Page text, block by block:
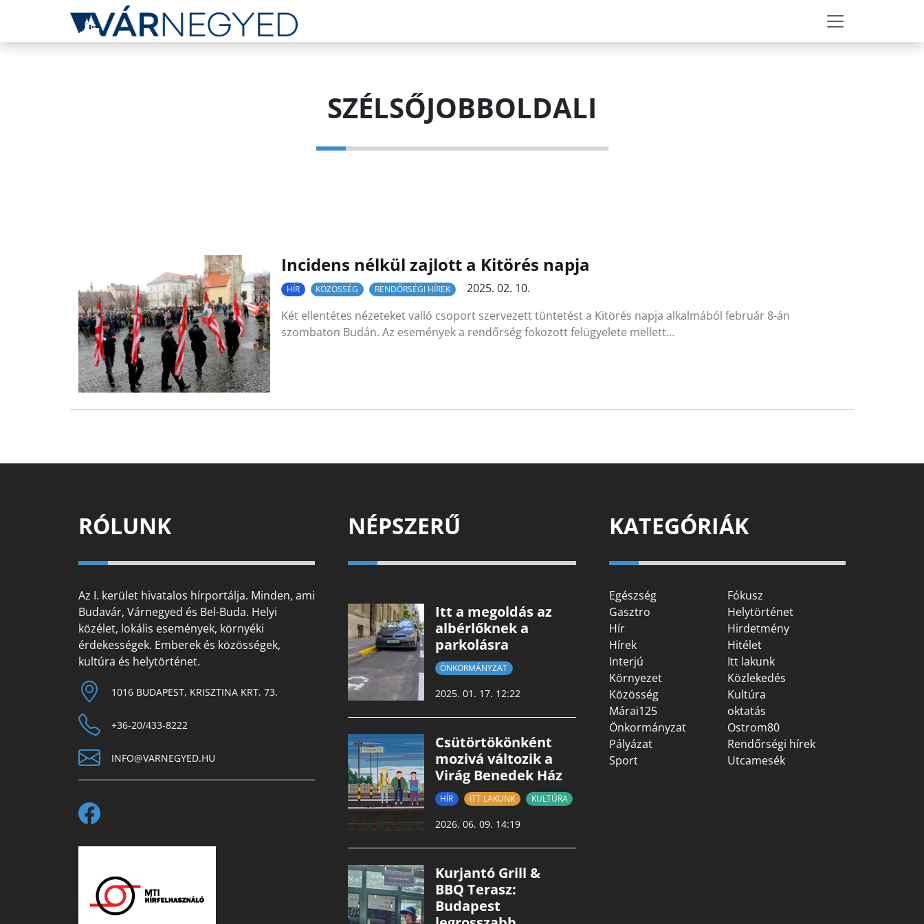
SZÉLSŐJOBBOLDALI
Incidens nélkül zajlott a Kitörés napja
HÍR KÖZÖSSÉG RENDŐRSÉGI HÍREK
2025. 02. 10.
Két ellentétes nézeteket valló csoport szervezett tüntetést a Kitörés napja alkalmából február 8-án
szombaton Budán. Az események a rendőrség fokozott felügyelete mellett…
RÓLUNK
Az I. kerület hivatalos hírportálja. Minden, ami
Budavár, Várnegyed és Bel-Buda. Helyi
közélet, lokális események, környéki
érdekességek. Emberek és közösségek,
kultúra és helytörténet.
1016 BUDAPEST, KRISZTINA KRT. 73.
+36-20/433-8222
INFO@VARNEGYED.HU
NÉPSZERŰ
Itt a megoldás az
albérlőknek a
parkolásra
ÖNKORMÁNYZAT
2025. 01. 17. 12:22
Csütörtökönként
mozivá változik a
Virág Benedek Ház
HÍR ITT LAKUNK KULTÚRA
2026. 06. 09. 14:19
Kurjantó Grill &
BBQ Terasz:
Budapest
KATEGÓRIÁK
Egészség
Fókusz
Gasztro
Helytörténet
Hír
Hirdetmény
Hírek
Hitélet
Interjú
Itt lakunk
Környezet
Közlekedés
Közösség
Kultúra
Márai125
oktatás
Önkormányzat
Ostrom80
Pályázat
Rendőrségi hírek
Sport
Utcamesék